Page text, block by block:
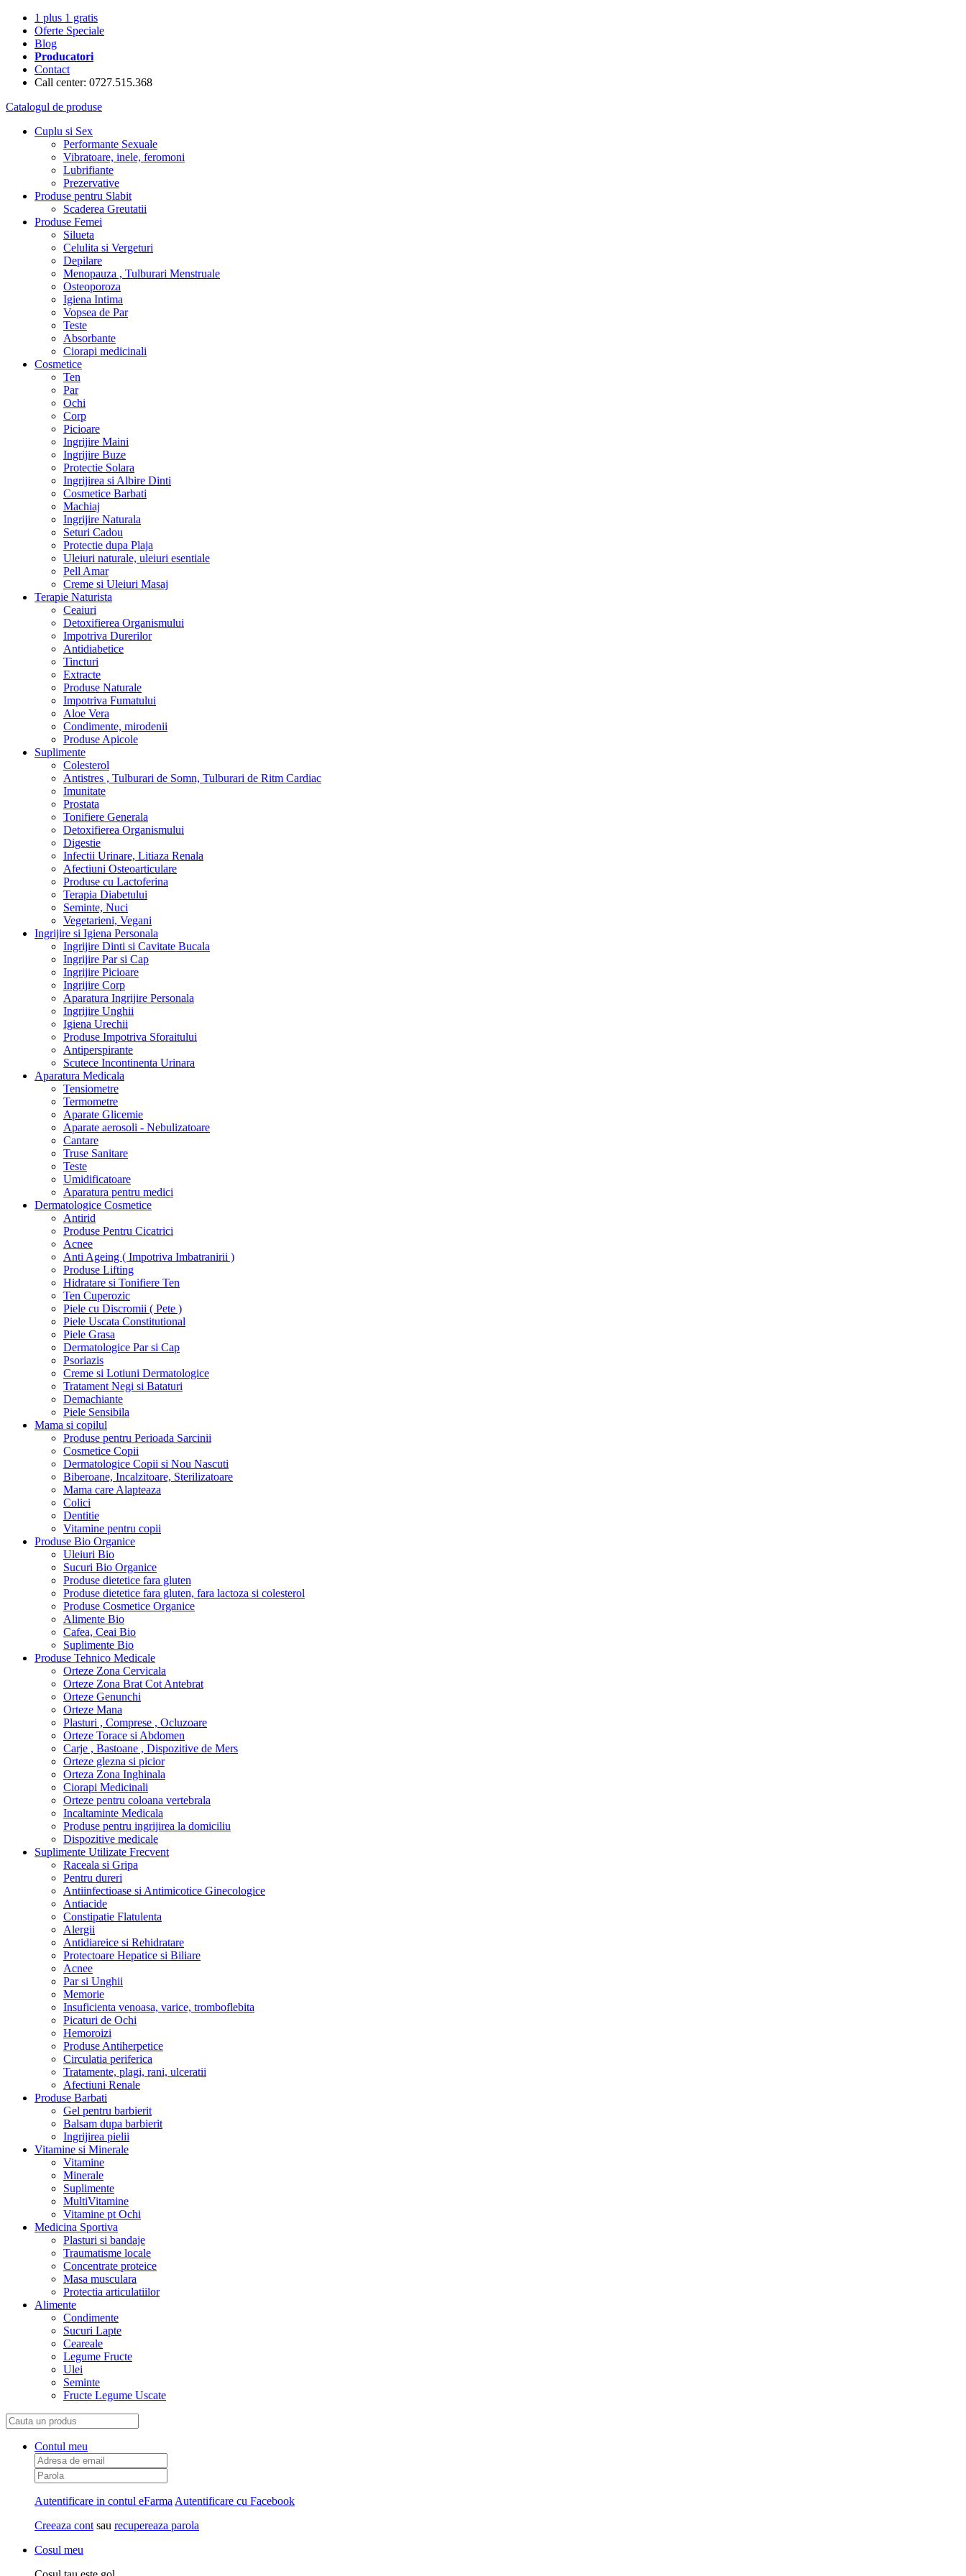
1 plus 1 gratis
Oferte Speciale
Blog
Producatori
Contact
Call center: 0727.515.368
Catalogul de produse
Cuplu si Sex
Performante Sexuale
Vibratoare, inele, feromoni
Lubrifiante
Prezervative
Produse pentru Slabit
Scaderea Greutatii
Produse Femei
Silueta
Celulita si Vergeturi
Depilare
Menopauza , Tulburari Menstruale
Osteoporoza
Igiena Intima
Vopsea de Par
Teste
Absorbante
Ciorapi medicinali
Cosmetice
Ten
Par
Ochi
Corp
Picioare
Ingrijire Maini
Ingrijire Buze
Protectie Solara
Ingrijirea si Albire Dinti
Cosmetice Barbati
Machiaj
Ingrijire Naturala
Seturi Cadou
Protectie dupa Plaja
Uleiuri naturale, uleiuri esentiale
Pell Amar
Creme si Uleiuri Masaj
Terapie Naturista
Ceaiuri
Detoxifierea Organismului
Impotriva Durerilor
Antidiabetice
Tincturi
Extracte
Produse Naturale
Impotriva Fumatului
Aloe Vera
Condimente, mirodenii
Produse Apicole
Suplimente
Colesterol
Antistres , Tulburari de Somn, Tulburari de Ritm Cardiac
Imunitate
Prostata
Tonifiere Generala
Detoxifierea Organismului
Digestie
Infectii Urinare, Litiaza Renala
Afectiuni Osteoarticulare
Produse cu Lactoferina
Terapia Diabetului
Seminte, Nuci
Vegetarieni, Vegani
Ingrijire si Igiena Personala
Ingrijire Dinti si Cavitate Bucala
Ingrijire Par si Cap
Ingrijire Picioare
Ingrijire Corp
Aparatura Ingrijire Personala
Ingrijire Unghii
Igiena Urechii
Produse Impotriva Sforaitului
Antiperspirante
Scutece Incontinenta Urinara
Aparatura Medicala
Tensiometre
Termometre
Aparate Glicemie
Aparate aerosoli - Nebulizatoare
Cantare
Truse Sanitare
Teste
Umidificatoare
Aparatura pentru medici
Dermatologice Cosmetice
Antirid
Produse Pentru Cicatrici
Acnee
Anti Ageing ( Impotriva Imbatranirii )
Produse Lifting
Hidratare si Tonifiere Ten
Ten Cuperozic
Piele cu Discromii ( Pete )
Piele Uscata Constitutional
Piele Grasa
Dermatologice Par si Cap
Psoriazis
Creme si Lotiuni Dermatologice
Tratament Negi si Bataturi
Demachiante
Piele Sensibila
Mama si copilul
Produse pentru Perioada Sarcinii
Cosmetice Copii
Dermatologice Copii si Nou Nascuti
Biberoane, Incalzitoare, Sterilizatoare
Mama care Alapteaza
Colici
Dentitie
Vitamine pentru copii
Produse Bio Organice
Uleiuri Bio
Sucuri Bio Organice
Produse dietetice fara gluten
Produse dietetice fara gluten, fara lactoza si colesterol
Produse Cosmetice Organice
Alimente Bio
Cafea, Ceai Bio
Suplimente Bio
Produse Tehnico Medicale
Orteze Zona Cervicala
Orteze Zona Brat Cot Antebrat
Orteze Genunchi
Orteze Mana
Plasturi , Comprese , Ocluzoare
Orteze Torace si Abdomen
Carje , Bastoane , Dispozitive de Mers
Orteze glezna si picior
Orteza Zona Inghinala
Ciorapi Medicinali
Orteze pentru coloana vertebrala
Incaltaminte Medicala
Produse pentru ingrijirea la domiciliu
Dispozitive medicale
Suplimente Utilizate Frecvent
Raceala si Gripa
Pentru dureri
Antiinfectioase si Antimicotice Ginecologice
Antiacide
Constipatie Flatulenta
Alergii
Antidiareice si Rehidratare
Protectoare Hepatice si Biliare
Acnee
Par si Unghii
Memorie
Insuficienta venoasa, varice, tromboflebita
Picaturi de Ochi
Hemoroizi
Produse Antiherpetice
Circulatia periferica
Tratamente, plagi, rani, ulceratii
Afectiuni Renale
Produse Barbati
Gel pentru barbierit
Balsam dupa barbierit
Ingrijirea pielii
Vitamine si Minerale
Vitamine
Minerale
Suplimente
MultiVitamine
Vitamine pt Ochi
Medicina Sportiva
Plasturi si bandaje
Traumatisme locale
Concentrate proteice
Masa musculara
Protectia articulatiilor
Alimente
Condimente
Sucuri Lapte
Ceareale
Legume Fructe
Ulei
Seminte
Fructe Legume Uscate
Contul meu
Autentificare in contul eFarma Autentificare cu Facebook
Creeaza cont sau recupereaza parola
Cosul meu